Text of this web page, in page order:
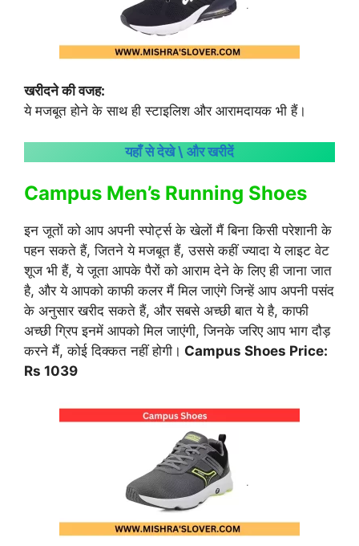
खरीदने की वजह:
ये मजबूत होने के साथ ही स्टाइलिश और आरामदायक भी हैं।
यहाँ से देखे \ और खरीदें
Campus Men’s Running Shoes
इन जूतों को आप अपनी स्पोर्ट्स के खेलों मैं बिना किसी परेशानी के
पहन सकते हैं, जितने ये मजबूत हैं, उससे कहीं ज्यादा ये लाइट वेट
शूज भी हैं, ये जूता आपके पैरों को आराम देने के लिए ही जाना जात
है, और ये आपको काफी कलर मैं मिल जाएंगे जिन्हें आप अपनी पसंद
के अनुसार खरीद सकते हैं, और सबसे अच्छी बात ये है, काफी
अच्छी ग्रिप इनमें आपको मिल जाएंगी, जिनके जरिए आप भाग दौड़
करने मैं, कोई दिक्कत नहीं होगी। Campus Shoes Price:
Rs 1039